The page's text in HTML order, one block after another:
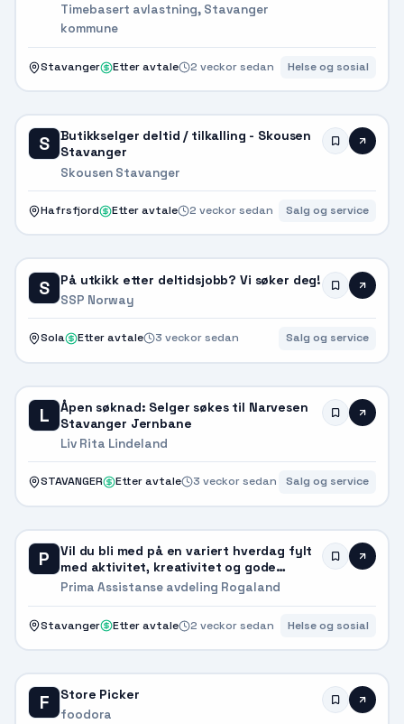
Timebasert avlastning, Stavanger
kommune
Stavanger Etter avtale 2 veckor sedan Helse og sosial
S
Butikkselger deltid / tilkalling - Skousen
Stavanger
Skousen Stavanger
Hafrsfjord Etter avtale 2 veckor sedan Salg og service
S På utkikk etter deltidsjobb? Vi søker deg!
SSP Norway
Sola Etter avtale 3 veckor sedan Salg og service
L
Åpen søknad: Selger søkes til Narvesen
Stavanger Jernbane
Liv Rita Lindeland
STAVANGER Etter avtale 3 veckor sedan Salg og service
P
Vil du bli med på en variert hverdag fylt
med aktivitet, kreativitet og gode
øyeblikk?
Prima Assistanse avdeling Rogaland
Stavanger Etter avtale 2 veckor sedan Helse og sosial
F Store Picker
foodora